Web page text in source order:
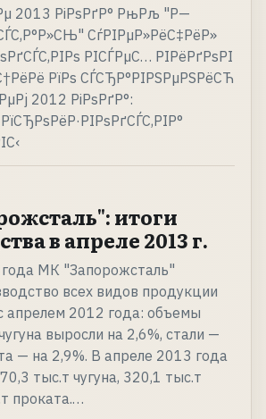
2013 РіРѕРґР° РњРљ "Р—
СѓРІРµР»РёС‡РёР»
РІСЃРµС… РІРёРґРѕРІ
РїРѕ СЃСЂР°РІРЅРµРЅРёСЋ
2012 РіРѕРґР°:
итоги
в апреле 2013 г.
МК "Запорожсталь"
всех видов продукции
апрелем 2012 года: объемы
выросли на 2,6%, стали —
— на 2,9%. В апреле 2013 года
тыс.т чугуна, 320,1 тыс.т
проката.…